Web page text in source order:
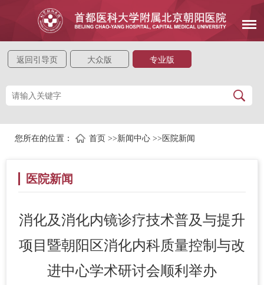
返回引导页 大众版 专业版
您所在的位置： 首页 >>新闻中心 >> 医院新闻
医院新闻
消化及消化内镜诊疗技术普及与提升
项目暨朝阳区消化内科质量控制与改
进中心学术研讨会顺利举办